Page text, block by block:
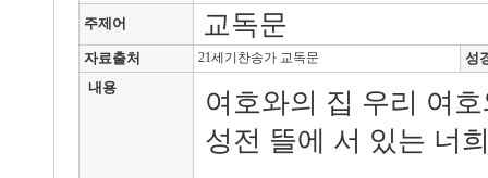
주제어 교독문
자료출처 21세기찬송가 교독문
성
내용
여호와의 집 우리 여
성전 뜰에 서 있는 너